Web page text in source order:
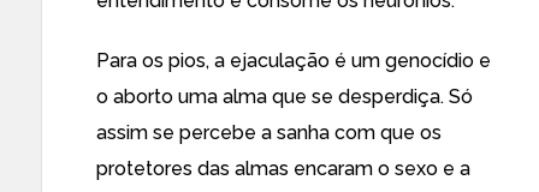
Para os pios, a ejaculação é um genocídio e
o aborto uma alma que se desperdiça. Só
assim se percebe a sanha com que os
protetores das almas encaram o sexo e a